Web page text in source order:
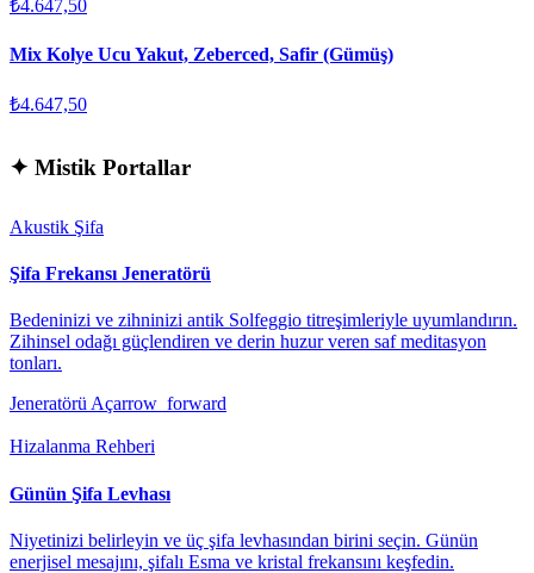
₺4.647,50
Mix Kolye Ucu Yakut, Zeberced, Safir (Gümüş)
₺4.647,50
✦ Mistik Portallar
Akustik Şifa
Şifa Frekansı Jeneratörü
Bedeninizi ve zihninizi antik Solfeggio titreşimleriyle uyumlandırın.
Zihinsel odağı güçlendiren ve derin huzur veren saf meditasyon
tonları.
Jeneratörü Açarrow_forward
Hizalanma Rehberi
Günün Şifa Levhası
Niyetinizi belirleyin ve üç şifa levhasından birini seçin. Günün
enerjisel mesajını, şifalı Esma ve kristal frekansını keşfedin.